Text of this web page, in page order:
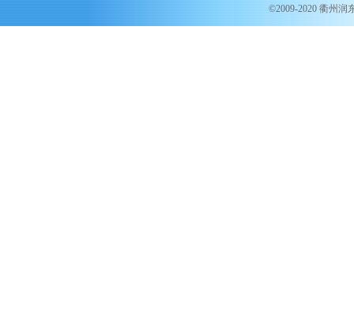
©2009-2020 衢州